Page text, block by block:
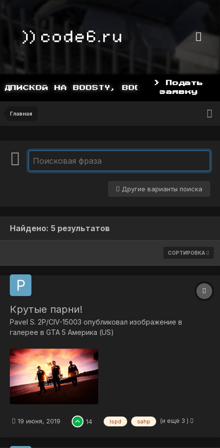
НА BOOSTY, BOOSTY.TO/YDDY
> Подать
заявку
Главная
Другие варианты поиска
Найдено: 5 результатов
СОРТИРОВКА
Крутые парни!
Pavel S. 2P/CIV-15003 опубликовал изображение в
галерее в GTA 5 Америка (US)
19 июня, 2019 14 lspd sahp (и ещё 3 )